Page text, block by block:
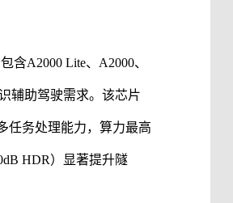
A2000 Lite、A2000、
辅助驾驶需求。该芯片
任务处理能力，算力最高
HDR）显著提升隧